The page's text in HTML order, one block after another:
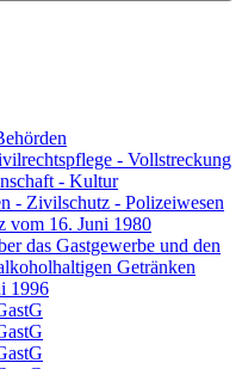
- Vollstreckung
- Kultur
- Zivilschutz - Polizeiwesen
vom 16. Juni 1980
das Gastgewerbe und den
Getränken
1996